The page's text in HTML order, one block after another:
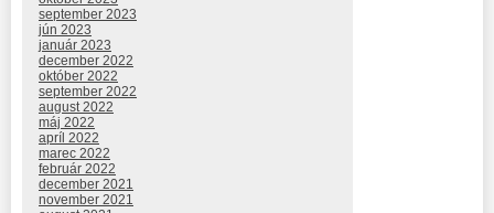
september 2023
jún 2023
január 2023
december 2022
október 2022
september 2022
august 2022
máj 2022
apríl 2022
marec 2022
február 2022
december 2021
november 2021